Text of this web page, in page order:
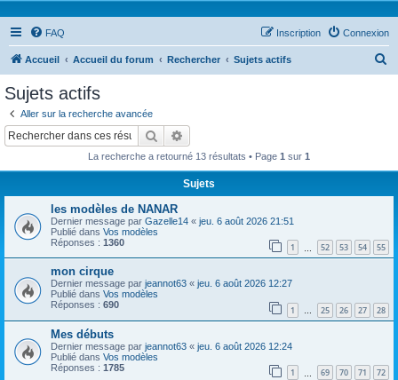
FAQ Connexion
Inscription
Accueil Accueil du forum Rechercher Sujets actifs
Sujets actifs
Aller sur la recherche avancée
Rechercher
La recherche a retourné 13 résultats • Page 1 sur 1
Sujets
les modèles de NANAR
Dernier message par Gazelle14 « jeu. 6 août 2026 21:51
Publié dans Vos modèles
Réponses : 1360 1 52 53 54 55
mon cirque
Dernier message par jeannot63 « jeu. 6 août 2026 12:27
Publié dans Vos modèles
Réponses : 690 1 … 25 26 27 28
Mes débuts
Dernier message par jeannot63 « jeu. 6 août 2026 12:24
Publié dans Vos modèles
Réponses : 1785 1 69 70 71 72